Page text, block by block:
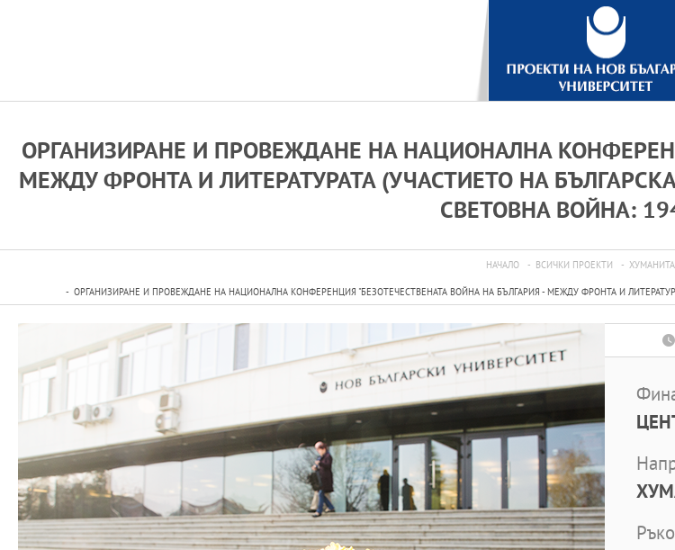
ОРГАНИЗИРАНЕ И ПРОВЕЖДАНЕ НА НАЦИОНАЛНА
МЕЖДУ ФРОНТА И ЛИТЕРАТУРАТА (УЧАСТИЕТО НА
СВЕТОВНА ВОЙНА:
НАЧАЛО ВСИЧКИ ПРОЕКТИ
ОРГАНИЗИРАНЕ И ПРОВЕЖДАНЕ НА НАЦИОНАЛНА КОНФЕРЕНЦИЯ "БЕЗОТЕЧЕСТВЕНАТА ВОЙНА НА БЪЛГАРИЯ - МЕЖДУ ФРОНТА И